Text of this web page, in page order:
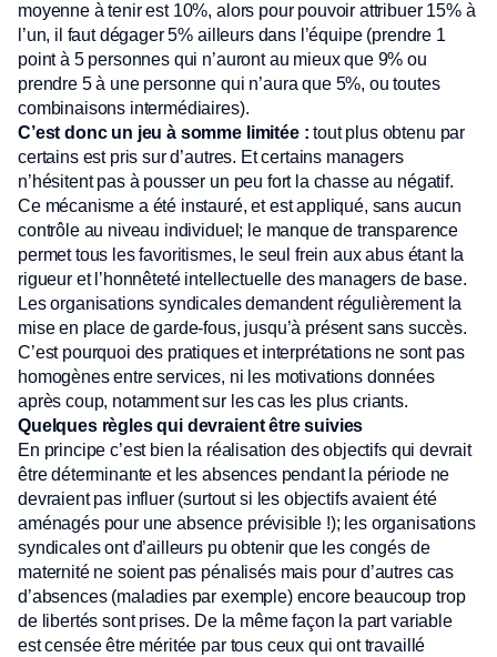
moyenne à tenir est 10%, alors pour pouvoir attribuer 15% à
l’un, il faut dégager 5% ailleurs dans l’équipe (prendre 1
point à 5 personnes qui n’auront au mieux que 9% ou
prendre 5 à une personne qui n’aura que 5%, ou toutes
combinaisons intermédiaires).
C’est donc un jeu à somme limitée : tout plus obtenu par
certains est pris sur d’autres. Et certains managers
n’hésitent pas à pousser un peu fort la chasse au négatif.
Ce mécanisme a été instauré, et est appliqué, sans aucun
contrôle au niveau individuel; le manque de transparence
permet tous les favoritismes, le seul frein aux abus étant la
rigueur et l’honnêteté intellectuelle des managers de base.
Les organisations syndicales demandent régulièrement la
mise en place de garde-fous, jusqu’à présent sans succès.
C’est pourquoi des pratiques et interprétations ne sont pas
homogènes entre services, ni les motivations données
après coup, notamment sur les cas les plus criants.
Quelques règles qui devraient être suivies
En principe c’est bien la réalisation des objectifs qui devrait
être déterminante et les absences pendant la période ne
devraient pas influer (surtout si les objectifs avaient été
aménagés pour une absence prévisible !); les organisations
syndicales ont d’ailleurs pu obtenir que les congés de
maternité ne soient pas pénalisés mais pour d’autres cas
d’absences (maladies par exemple) encore beaucoup trop
de libertés sont prises. De la même façon la part variable
est censée être méritée par tous ceux qui ont travaillé